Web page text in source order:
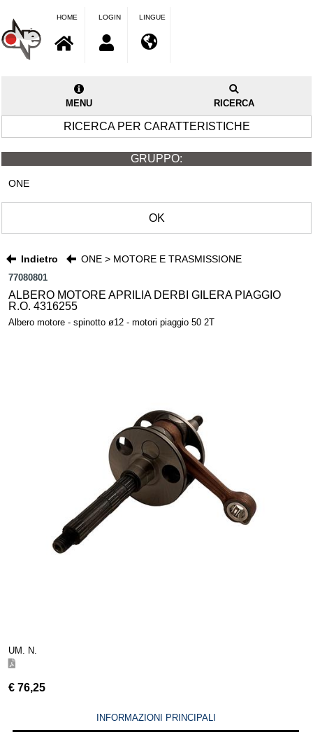
HOME LOGIN LINGUE
MENU RICERCA
RICERCA PER CARATTERISTICHE
GRUPPO:
ONE
OK
Indietro ONE > MOTORE E TRASMISSIONE
77080801
ALBERO MOTORE APRILIA DERBI GILERA PIAGGIO
R.O. 4316255
Albero motore - spinotto ø12 - motori piaggio 50 2T
UM. N.
€ 76,25
INFORMAZIONI PRINCIPALI